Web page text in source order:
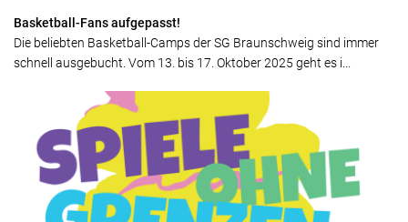
Basketball-Fans aufgepasst!
Die beliebten Basketball-Camps der SG Braunschweig sind immer
schnell ausgebucht. Vom 13. bis 17. Oktober 2025 geht es i...